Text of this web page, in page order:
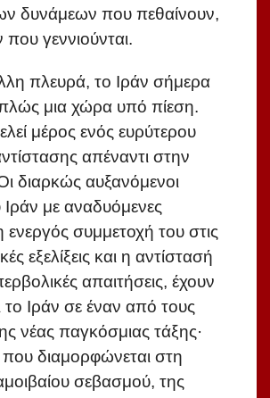
δυνάμεων που πεθαίνουν,
που γεννιούνται.
πλευρά, το Ιράν σήμερα
μια χώρα υπό πίεση.
μέρος ενός ευρύτερου
απέναντι στην
διαρκώς αυξανόμενοι
Ιράν με αναδυόμενες
ενεργός συμμετοχή του στις
εξελίξεις και η αντίστασή
απαιτήσεις, έχουν
το Ιράν σε έναν από τους
νέας παγκόσμιας τάξης·
που διαμορφώνεται στη
σεβασμού, της